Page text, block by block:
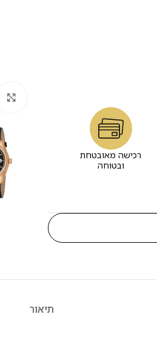
רכישה מאובטחת
ובטוחה
תיאור